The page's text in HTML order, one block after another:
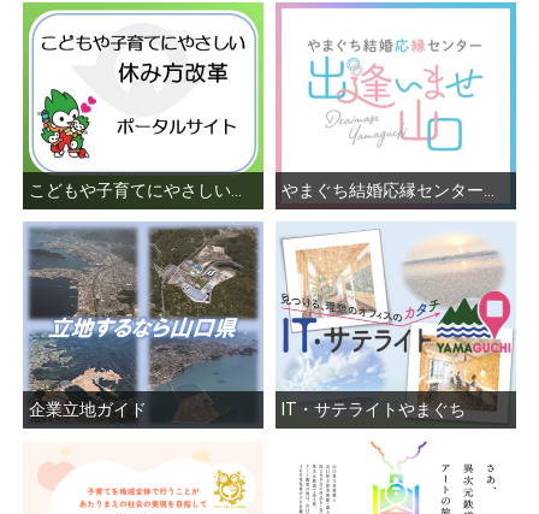
こどもや子育てにやさしい休み方改革 やまぐち結婚応縁センター「出逢いませ山口」
企業立地ガイド IT・サテライトやまぐち